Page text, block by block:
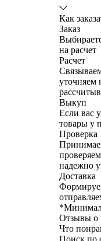
Как
Заказ
на расчет
Расчет
уточняем
Выкуп
Если вас
товары у
Проверка
надежно
Доставка
*
Отзывы о
Что
Поиск по